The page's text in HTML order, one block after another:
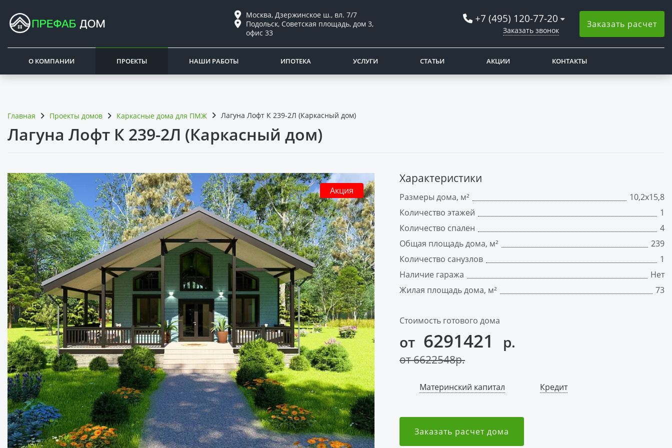
Москва, Дзержинское ш., вл. 7/7
Подольск, Советская площадь, дом 3,
офис 33
+7 (495) 120-77-20
Заказать звонок
Заказать расчет
О КОМПАНИИ ПРОЕКТЫ НАШИ РАБОТЫ ИПОТЕКА УСЛУГИ СТАТЬИ АКЦИИ КОНТАКТЫ
Главная Проекты домов Каркасные дома для ПМЖ Лагуна Лофт К 239-2Л (Каркасный дом)
Лагуна Лофт К 239-2Л (Каркасный дом)
Акция
Характеристики
Размеры дома, м²
10,2х15,8
Количество этажей
1
Количество спален
4
Общая площадь дома, м²
239
Количество санузлов
1
Наличие гаража
Нет
Жилая площадь дома, м²
73
Стоимость готового дома
от 6291421 р.
от6622548р.
Материнский капитал Кредит
Заказать расчет дома